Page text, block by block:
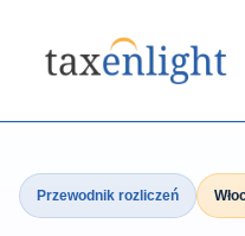
Przewodnik rozliczeń